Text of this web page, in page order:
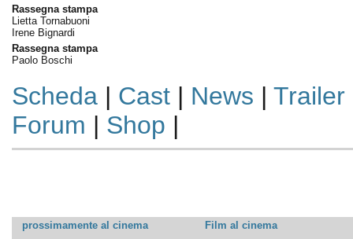
Rassegna stampa
Lietta Tornabuoni
Irene Bignardi
Rassegna stampa
Paolo Boschi
Scheda| Cast| News | Trailer
Forum | Shop |
prossimamente al cinema
Film al cinema